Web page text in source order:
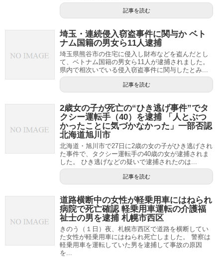
記事を読む
埼玉・連続侵入窃盗事件に関与か ベト
ナム国籍の男女ら11人逮捕
埼玉県熊谷市の住宅に侵入し財布などを盗んだとし
て、ベトナム国籍の男女ら11人が逮捕されました。
県内で相次いでいる侵入窃盗事件に関与したとみ...
記事を読む
2歳女の子が死亡の“ひき逃げ事件”でタ
クシー運転手（40）を逮捕 「人とぶつ
かったことに気づかなかった」一部否認
北海道旭川市
北海道・旭川市で27日に2歳の女の子がひき逃げされ
た事件で、タクシー運転手の40歳の女が逮捕されま
した。 ひき逃げなどの疑いで逮捕されたのは...
記事を読む
道路横断中の女性が軽乗用車にはねられ
病院で死亡確認 軽乗用車運転の介護福
祉士の男を逮捕 札幌市西区
きのう（１日）夜、札幌市西区で道路を横断してい
た女性が軽乗用車にはねられ死亡しました。 警察は
軽乗用車を運転していた男を逮捕して事故の原因
を...